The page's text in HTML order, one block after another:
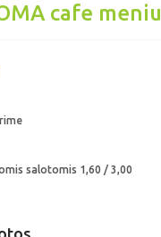
cafe meniu
salotomis 1,60 / 3,00